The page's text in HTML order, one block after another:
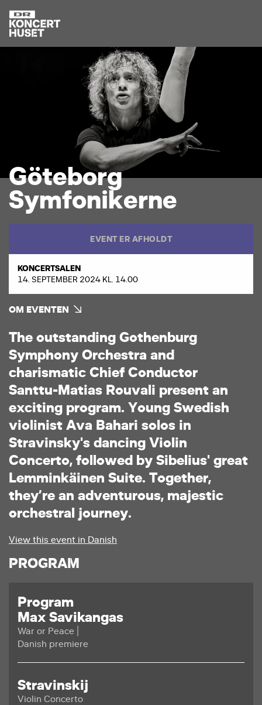
Göteborg
Symfonikerne
EVENT ER AFHOLDT
KONCERTSALEN
14. SEPTEMBER 2024 KL. 14.00
OM EVENTEN
The outstanding Gothenburg
Symphony Orchestra and
charismatic Chief Conductor
Santtu-Matias Rouvali present an
exciting program. Young Swedish
violinist Ava Bahari solos in
Stravinsky's dancing Violin
Concerto, followed by Sibelius' great
Lemminkäinen Suite. Together,
they’re an adventurous, majestic
orchestral journey.
View this event in Danish
PROGRAM
Program
Max Savikangas
War or Peace |
Danish premiere
Stravinskij
Violin Concerto